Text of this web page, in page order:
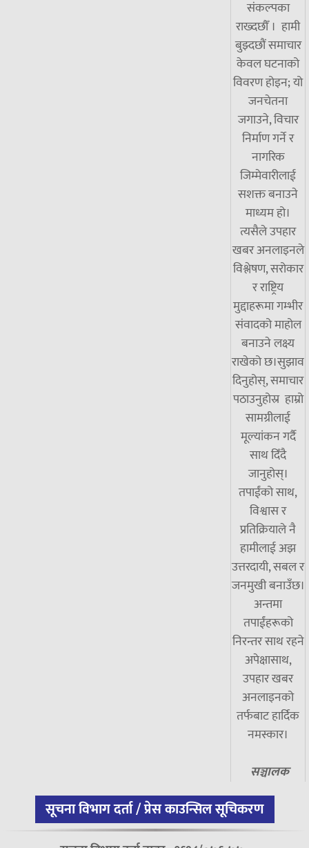
संकल्पका
राख्दछौँ । हामी
बुझ्दछौं समाचार
केवल घटनाको
विवरण होइन; यो
जनचेतना
जगाउने, विचार
निर्माण गर्ने र
नागरिक
जिम्मेवारीलाई
सशक्त बनाउने
माध्यम हो।
त्यसैले उपहार
खबर अनलाइनले
विश्लेषण, सरोकार
र राष्ट्रिय
मुद्दाहरूमा गम्भीर
संवादको माहोल
बनाउने लक्ष्य
राखेको छ।सुझाव
दिनुहोस्, समाचार
पठाउनुहोस्र हाम्रो
सामग्रीलाई
मूल्यांकन गर्दै
साथ दिँदै
जानुहोस्।
तपाईंको साथ,
विश्वास र
प्रतिक्रियाले नै
हामीलाई अझ
उत्तरदायी, सबल र
जनमुखी बनाउँछ।
अन्तमा
तपाईंहरूको
निरन्तर साथ रहने
अपेक्षासाथ,
उपहार खबर
अनलाइनको
तर्फबाट हार्दिक
नमस्कार।
सञ्चालक
सूचना विभाग दर्ता / प्रेस काउन्सिल सूचिकरण